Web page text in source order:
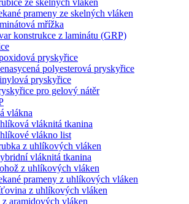
ze skelných vláken
prameny ze skelných vláken
mřížka
konstrukce z laminátu (GRP)
pryskyřice
polyesterová pryskyřice
pryskyřice
pro gelový nátěr
vlákna
vláknitá tkanina
vlákno list
z uhlíkových vláken
vláknitá tkanina
z uhlíkových vláken
prameny z uhlíkových vláken
z uhlíkových vláken
aramidových vláken